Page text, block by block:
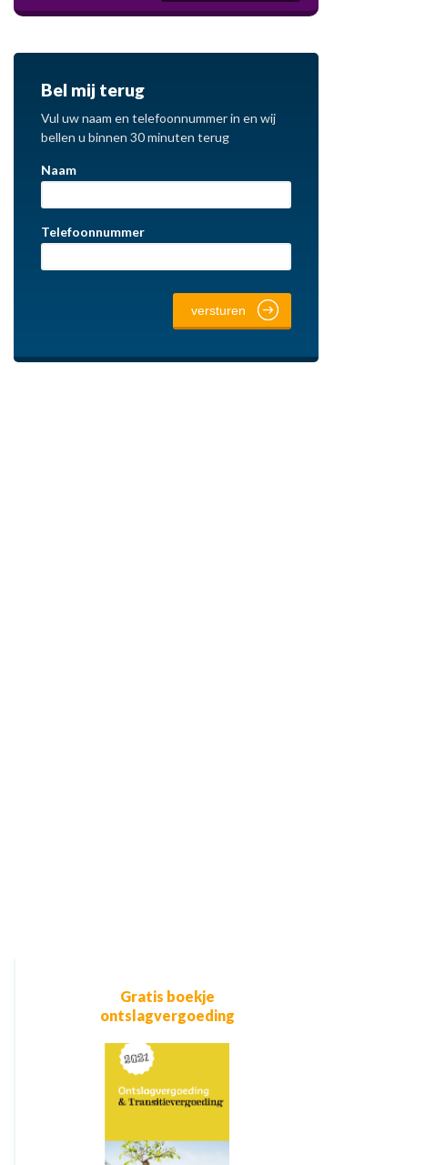
Bel mij terug
Vul uw naam en telefoonnummer in en wij
bellen u binnen 30 minuten terug
Naam
Telefoonnummer
Gratis boekje
ontslagvergoeding